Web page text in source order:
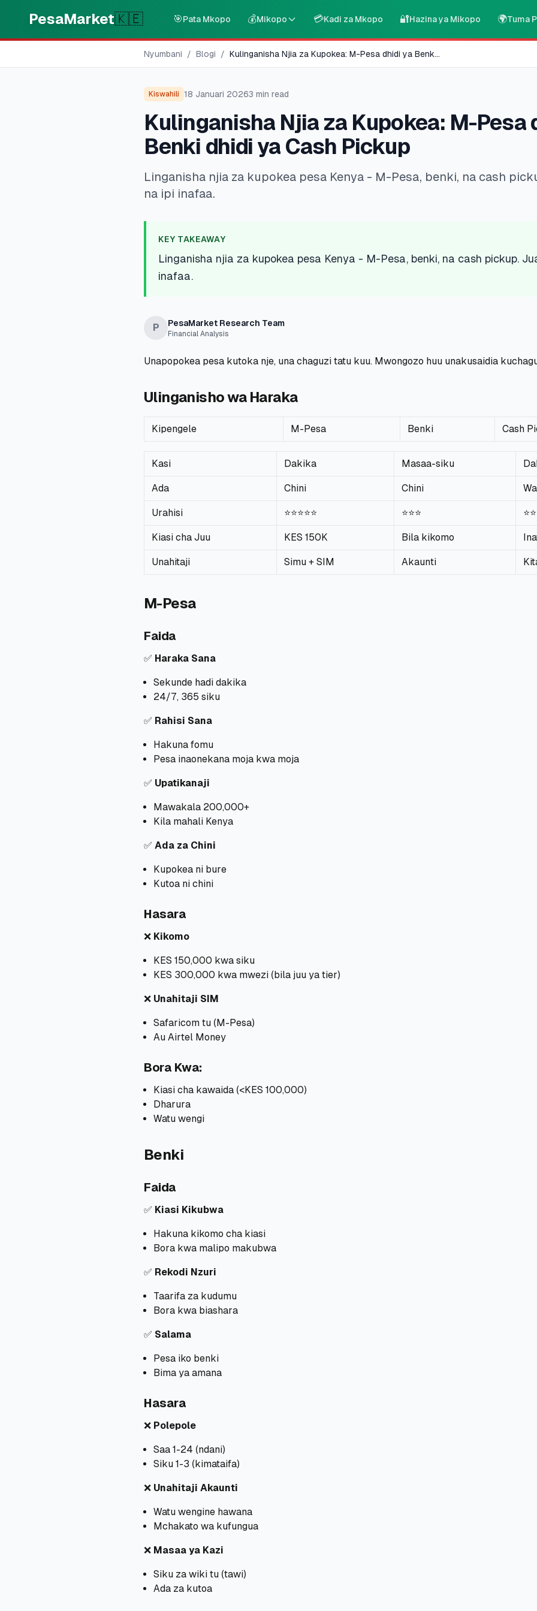
PesaMarket🇰🇪 🎯Pata Mkopo 💰Mikopo 💳Kadi za Mkopo 🔐Hazina ya Mikopo 🌍Tuma
Nyumbani / Blogi / Kulinganisha Njia za Kupokea: M-Pesa dhidi ya Benk...
Kiswahili 18 Januari 20263 min read
Kulinganisha Njia za Kupokea: M-Pesa
Benki dhidi ya Cash Pickup
Linganisha njia za kupokea pesa Kenya - M-Pesa, benki, na cash
na ipi inafaa.
KEY TAKEAWAY
Linganisha njia za kupokea pesa Kenya - M-Pesa, benki, na cash pickup.
inafaa.
P PesaMarket Research Team
Financial Analysis
Unapopokea pesa kutoka nje, una chaguzi tatu kuu. Mwongozo huu unakusaidia
Ulinganisho wa Haraka
Kipengele M-Pesa Benki Cash
Kasi Dakika Masaa-siku
Ada Chini Chini
Urahisi ⭐⭐⭐⭐⭐ ⭐⭐⭐ ⭐⭐
Kiasi cha Juu KES 150K Bila kikomo
Unahitaji Simu + SIM Akaunti
M-Pesa
Faida
✅ Haraka Sana
Sekunde hadi dakika
24/7, 365 siku
✅ Rahisi Sana
Hakuna fomu
Pesa inaonekana moja kwa moja
✅ Upatikanaji
Mawakala 200,000+
Kila mahali Kenya
✅ Ada za Chini
Kupokea ni bure
Kutoa ni chini
Hasara
❌ Kikomo
KES 150,000 kwa siku
KES 300,000 kwa mwezi (bila juu ya tier)
❌ Unahitaji SIM
Safaricom tu (M-Pesa)
Au Airtel Money
Bora Kwa:
Kiasi cha kawaida (<KES 100,000)
Dharura
Watu wengi
Benki
Faida
✅ Kiasi Kikubwa
Hakuna kikomo cha kiasi
Bora kwa malipo makubwa
✅ Rekodi Nzuri
Taarifa za kudumu
Bora kwa biashara
✅ Salama
Pesa iko benki
Bima ya amana
Hasara
❌ Polepole
Saa 1-24 (ndani)
Siku 1-3 (kimataifa)
❌ Unahitaji Akaunti
Watu wengine hawana
Mchakato wa kufungua
❌ Masaa ya Kazi
Siku za wiki tu (tawi)
Ada za kutoa